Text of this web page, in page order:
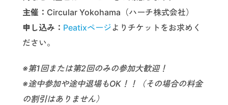
主催： Circular Yokohama（ハーチ株式会社）
申し込み： Peatixページよりチケットをお求めく
ださい。
※第1回または第2回のみの参加大歓迎！
※途中参加や途中退場もOK！！（その場合の料金
の割引はありません）